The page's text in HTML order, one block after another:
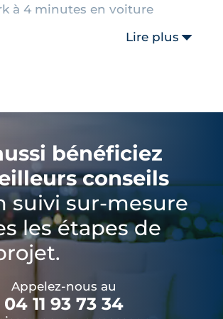
à 4 minutes en voiture
Lire plus
bénéficiez
conseils
suivi sur-mesure
les étapes de
Appelez-nous au
04 11 93 73 34